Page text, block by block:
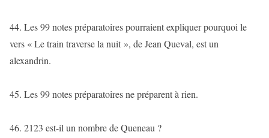
44. Les 99 notes préparatoires pourraient expliquer pourquoi le
vers « Le train traverse la nuit », de Jean Queval, est un
alexandrin.
45. Les 99 notes préparatoires ne préparent à rien.
46. 2123 est-il un nombre de Queneau ?